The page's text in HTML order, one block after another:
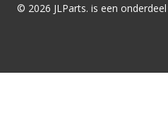
© 2026 JLParts. is een